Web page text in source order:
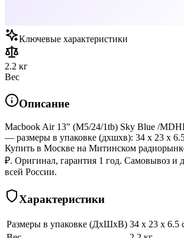
Ключевые характеристики
2.2 кг
Вес
Описание
Macbook Air 13" (M5/24/1tb) Sky Blue /
— размеры в упаковке (дхшхв): 34 x 23 x 6.5
Купить в Москве на Митинском
₽. Оригинал, гарантия 1 год. Самовывоз и
всей России.
Характеристики
Размеры в упаковке (ДхШхВ) 34 x 23 x 6.5